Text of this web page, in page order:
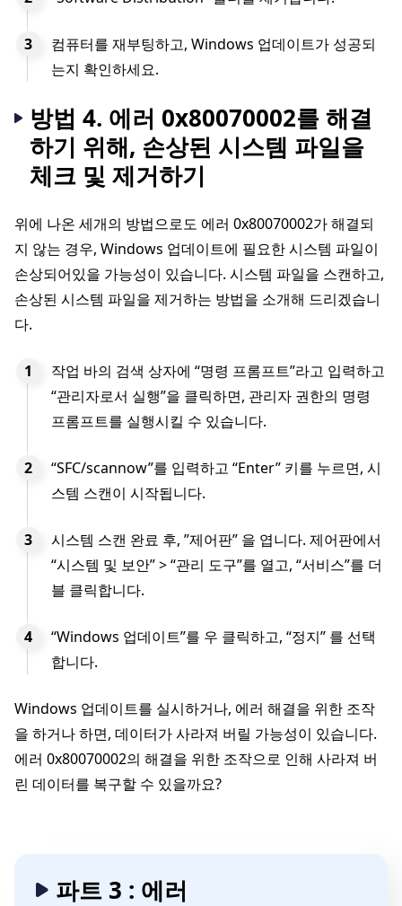
컴퓨터를 재부팅하고, Windows 업데이트가 성공되
는지 확인하세요.
방법 4. 에러 0x80070002를 해결
하기 위해, 손상된 시스템 파일을
체크 및 제거하기
위에 나온 세개의 방법으로도 에러 0x80070002가 해결되
지 않는 경우, Windows 업데이트에 필요한 시스템 파일이
손상되어있을 가능성이 있습니다. 시스템 파일을 스캔하고,
손상된 시스템 파일을 제거하는 방법을 소개해 드리겠습니
다.
작업 바의 검색 상자에 “명령 프롬프트”라고 입력하고
“관리자로서 실행”을 클릭하면, 관리자 권한의 명령
프롬프트를 실행시킬 수 있습니다.
“SFC/scannow”를 입력하고 “Enter” 키를 누르면, 시
스템 스캔이 시작됩니다.
시스템 스캔 완료 후, ”제어판” 을 엽니다. 제어판에서
“시스템 및 보안” > “관리 도구”를 열고, “서비스”를 더
블 클릭합니다.
“Windows 업데이트”를 우 클릭하고, “정지” 를 선택
합니다.
Windows 업데이트를 실시하거나, 에러 해결을 위한 조작
을 하거나 하면, 데이터가 사라져 버릴 가능성이 있습니다.
에러 0x80070002의 해결을 위한 조작으로 인해 사라져 버
린 데이터를 복구할 수 있을까요?
파트 3 : 에러